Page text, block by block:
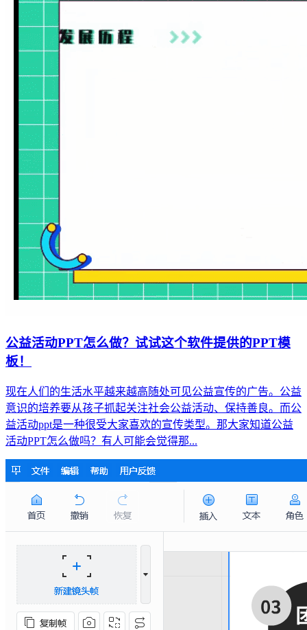
公益活动PPT怎么做？试试这个软件提供的PPT模
板！
现在人们的生活水平越来越高随处可见公益宣传的广告。公益
意识的培养要从孩子抓起关注社会公益活动、保持善良。而公
益活动ppt是一种很受大家喜欢的宣传类型。那大家知道公益
活动PPT怎么做吗？有人可能会觉得那...